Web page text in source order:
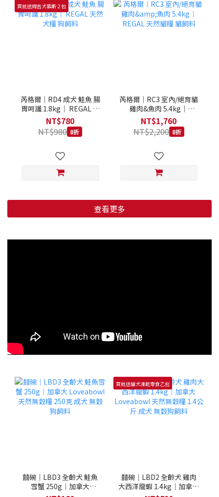
買就送姆吉犬慕斯２包
芮格爾｜RD4 成犬 鮭魚 腸
胃呵護 1.8kg｜ REGAL 天
然犬糧 狗飼料
NT$780
NT$980 8折
芮格爾｜RC3 室內/絕育貓
雞肉&魚肉 5.4kg｜
REGAL 天然貓糧 貓飼料
NT$1,760
NT$2,200 8折
查看更多
囍碗｜LBD3 全齡犬 鮭魚
雪蟹 250g｜加拿大
買就送貓犬凍乾零食乙包
囍碗｜LBD2 全齡犬 雞肉
大西洋龍蝦 1.4kg｜加拿大